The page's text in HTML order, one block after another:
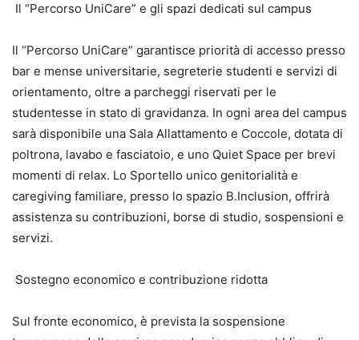
Il “Percorso UniCare” e gli spazi dedicati sul campus
Il “Percorso UniCare” garantisce priorità di accesso presso
bar e mense universitarie, segreterie studenti e servizi di
orientamento, oltre a parcheggi riservati per le
studentesse in stato di gravidanza. In ogni area del campus
sarà disponibile una Sala Allattamento e Coccole, dotata di
poltrona, lavabo e fasciatoio, e uno Quiet Space per brevi
momenti di relax. Lo Sportello unico genitorialità e
caregiving familiare, presso lo spazio B.Inclusion, offrirà
assistenza su contribuzioni, borse di studio, sospensioni e
servizi.
Sostegno economico e contribuzione ridotta
Sul fronte economico, è prevista la sospensione